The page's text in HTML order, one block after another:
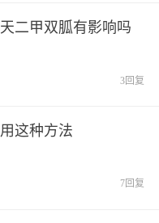
二甲双胍有影响吗
3回复
这种方法
7回复